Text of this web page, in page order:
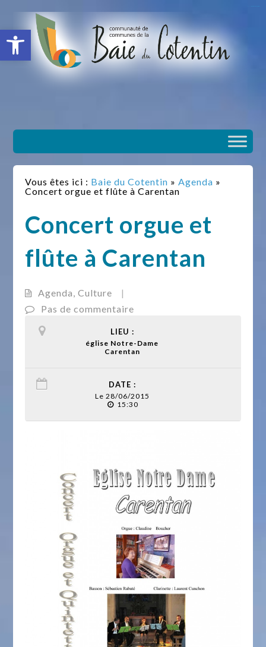
Ouvrir la barre d’outils
Vous êtes ici : Baie du Cotentin »Agenda »
Concert orgue et flûte à Carentan
Concert orgue et
flûte à Carentan
Agenda,Culture
|
Pas de commentaire
LIEU :
église Notre-Dame
Carentan
DATE :
Le 28/06/2015
15:30